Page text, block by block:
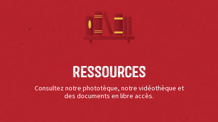
Ressources
Consultez notre phototèque, notre vidéothèque et
des documents en libre accès.